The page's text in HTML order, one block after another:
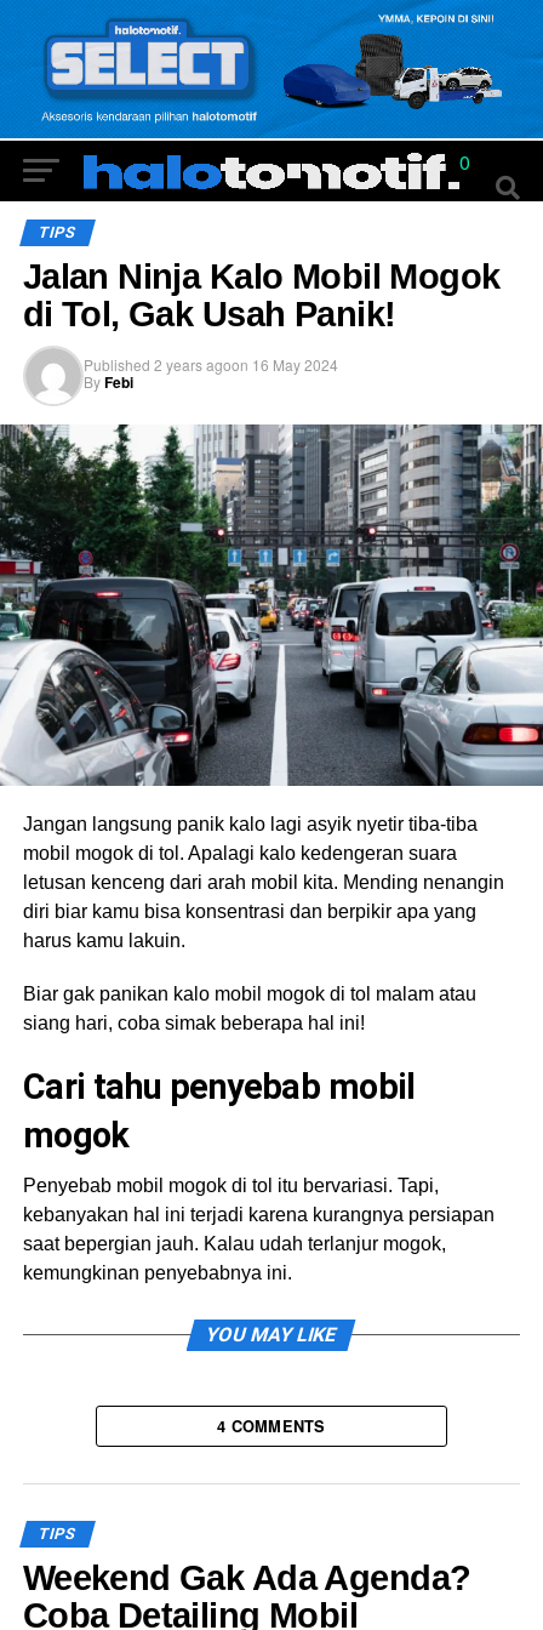
0
TIPS
Jalan Ninja Kalo Mobil Mogok
di Tol, Gak Usah Panik!
Published 2 years agoon 16 May 2024
ByFebi
Jangan langsung panik kalo lagi asyik nyetir tiba-tiba
mobil mogok di tol. Apalagi kalo kedengeran suara
letusan kenceng dari arah mobil kita. Mending nenangin
diri biar kamu bisa konsentrasi dan berpikir apa yang
harus kamu lakuin.
Biar gak panikan kalo mobil mogok di tol malam atau
siang hari, coba simak beberapa hal ini!
Cari tahu penyebab mobil
mogok
Penyebab mobil mogok di tol itu bervariasi. Tapi,
kebanyakan hal ini terjadi karena kurangnya persiapan
saat bepergian jauh. Kalau udah terlanjur mogok,
kemungkinan penyebabnya ini.
Ban bocor
Saat kita bawa melewati tol, bisa aja tekanan udara
berubah atau ban tertusuk benda tajam. Makanya, cek
Sering bawa mobil sampe ratusan KM tapi jarak cek
YOU MAY LIKE
4 COMMENTS
TIPS
Weekend Gak Ada Agenda?
Coba Detailing Mobil